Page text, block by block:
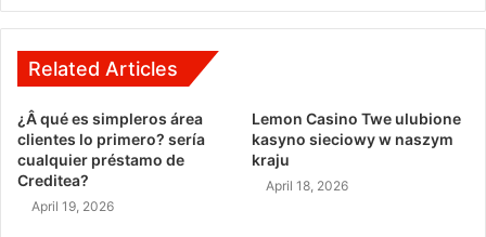
Related Articles
¿Â qué es simpleros área
clientes lo primero? serí­a
cualquier préstamo de
Creditea?
April 19, 2026
Lemon Casino Twe ulubione
kasyno sieciowy w naszym
kraju
April 18, 2026